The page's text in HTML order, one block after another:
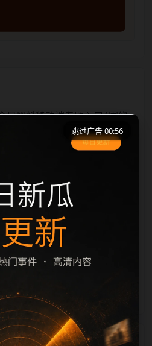
日黑料移动端专题入口4围绕
今日黑料展开，适合移动端用
题、入口路径和延伸阅读方
堆砌，避免同一批页面出现高
用户通常先看标题是否明确，
围，随后通过栏目入口继续浏
留面包屑、同类推荐、热门推
入口，让重要页面点击深
更新会围绕今日黑料持续补充
量、稳定、
跳过广告 00:56